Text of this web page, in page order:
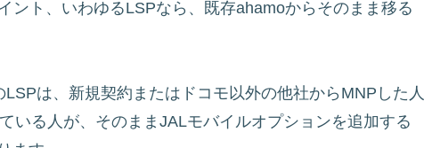
ント、いわゆるLSPなら、既存ahamoからそのまま移る
は、新規契約またはドコモ以外の他社からMNPした人
いる人が、そのままJALモバイルオプションを追加する